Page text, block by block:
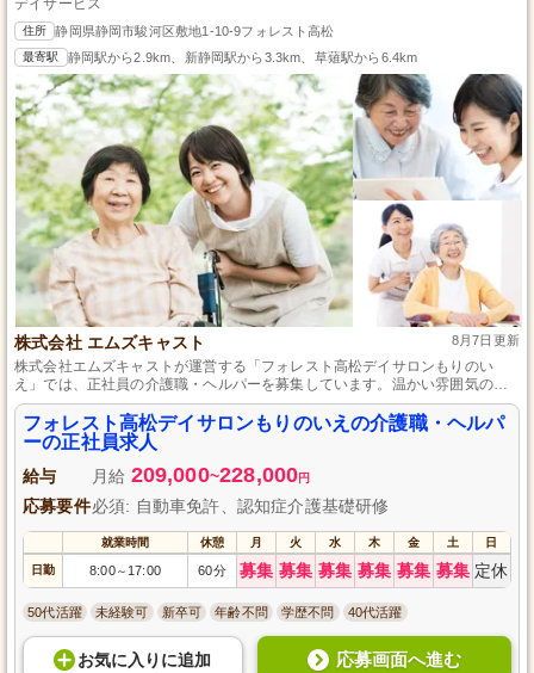
デイサービス
住所 静岡県静岡市駿河区敷地1-10-9フォレスト高松
最寄駅 静岡駅から2.9km、新静岡駅から3.3km、草薙駅から6.4km
株式会社 エムズキャスト 8月7日更新
株式会社エムズキャストが運営する「フォレスト高松デイサロンもりのい
え」では、正社員の介護職・ヘルパーを募集しています。温かい雰囲気の中
で利用者様の日常をサポートし、信頼関係を築いていくやりがいのある仕事
です。資格や経験は問いません。私たちと一緒に働き、充実した日々を過ご
しましょう。
フォレスト高松デイサロンもりのいえの介護職・ヘルパ
ーの正社員求人
給与 月給 209,000~228,000円
応募要件必須: 自動車免許、認知症介護基礎研修
就業時間 休憩 月 火 水 木 金 土 日
日勤 8:00～ 17:00 60分 募集 募集 募集 募集 募集 募集 定休
50代活躍 未経験可 新卒可 年齢不問 学歴不問 40代活躍
お気に入り に追加 応募画面へ進む